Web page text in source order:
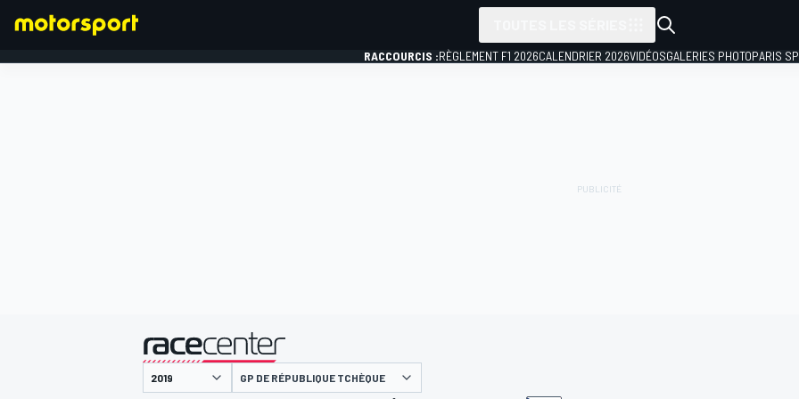
RACCOURCIS :RÈGLEMENT F1 2026CALENDRIER 2026VIDÉOSGALERIES PHOTOPARIS
présenté par
GP DE RÉPUBLIQUE TCHÈQUE